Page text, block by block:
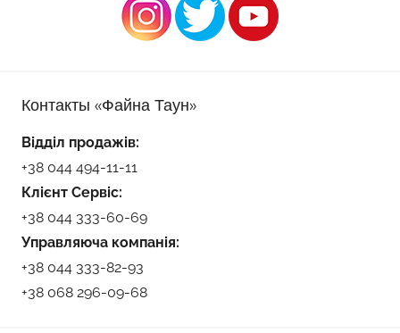
Контакты «Файна Таун»
Відділ продажів:
+38 044 494-11-11
Клієнт Сервіс:
+38 044 333-60-69
Управляюча компанія:
+38 044 333-82-93
+38 068 296-09-68